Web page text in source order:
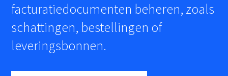
facturatiedocumenten beheren, zoals
schattingen, bestellingen of
leveringsbonnen.